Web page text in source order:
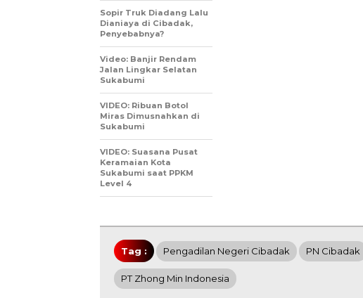
Sopir Truk Diadang Lalu
Dianiaya di Cibadak,
Penyebabnya?
Video: Banjir Rendam
Jalan Lingkar Selatan
Sukabumi
VIDEO: Ribuan Botol
Miras Dimusnahkan di
Sukabumi
VIDEO: Suasana Pusat
Keramaian Kota
Sukabumi saat PPKM
Level 4
Tag : Pengadilan Negeri Cibadak PN Cibadak
PT Zhong Min Indonesia